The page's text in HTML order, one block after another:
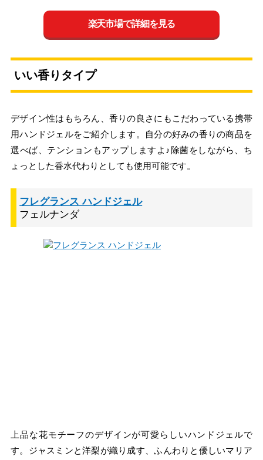
楽天市場で詳細を見る
いい香りタイプ
デザイン性はもちろん、香りの良さにもこだわっている携帯
用ハンドジェルをご紹介します。自分の好みの香りの商品を
選べば、テンションもアップしますよ♪除菌をしながら、ち
ょっとした香水代わりとしても使用可能です。
フレグランス ハンドジェル
フェルナンダ
上品な花モチーフのデザインが可愛らしいハンドジェルで
す。ジャスミンと洋梨が織り成す、ふんわりと優しいマリア